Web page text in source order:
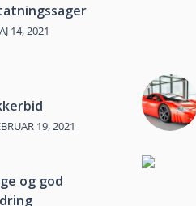
14, 2021
19, 2021
og god